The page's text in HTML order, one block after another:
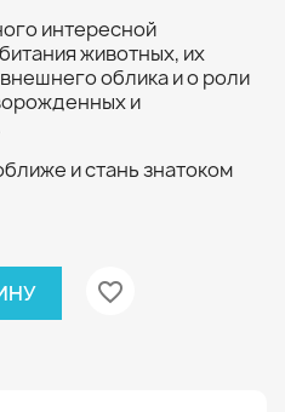
интересной
животных, их
облика и о роли
и
и стань знатоком
favorite_border